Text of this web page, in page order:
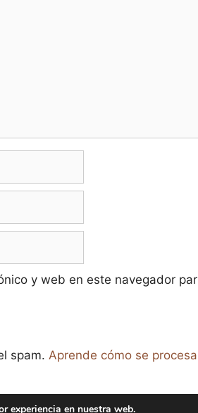
y web en este navegador
spam. Aprende cómo se
experiencia en nuestra web.